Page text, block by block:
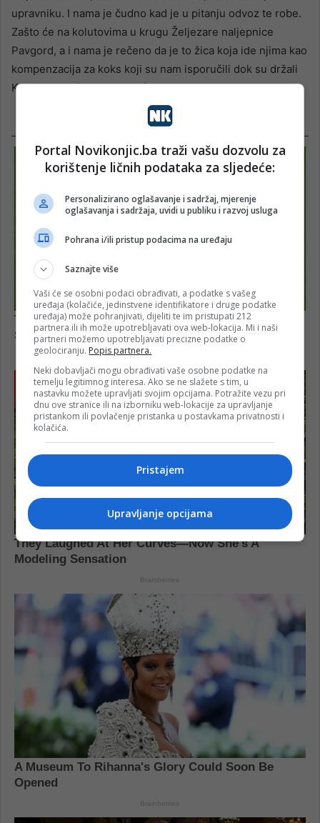
upravniku. I nama je čudno kad je u pitanju odvoz te robe.
Zašto će na kolutovima u krugu Željezare naljepnice
Pavgord, a i nama je rečeno da je to žica koja ide njima kao
kompenzacija za koks koji su nam isporučili dok su držali
Koksaru – kaže Mujkanović.
Portal Novikonjic.ba traži vašu dozvolu za
korištenje ličnih podataka za sljedeće:
Personalizirano oglašavanje i sadržaj, mjerenje
oglašavanja i sadržaja, uvidi u publiku i razvoj usluga
Pohrana i/ili pristup podacima na uređaju
Saznajte više
Vaši će se osobni podaci obrađivati, a podatke s vašeg
uređaja (kolačiće, jedinstvene identifikatore i druge podatke
uređaja) može pohranjivati, dijeliti te im pristupati 212
partnera ili ih može upotrebljavati ova web-lokacija. Mi i naši
partneri možemo upotrebljavati precizne podatke o
geolociranju. Popis partnera.
Neki dobavljači mogu obrađivati vaše osobne podatke na
temelju legitimnog interesa. Ako se ne slažete s tim, u
nastavku možete upravljati svojim opcijama. Potražite vezu pri
dnu ove stranice ili na izborniku web-lokacije za upravljanje
pristankom ili povlačenje pristanka u postavkama privatnosti i
kolačića.
Pristajem
Upravljanje opcijama